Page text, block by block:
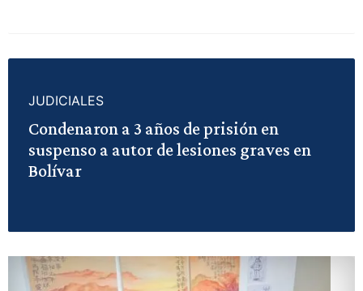
JUDICIALES
Condenaron a 3 años de prisión en
suspenso a autor de lesiones graves en
Bolívar